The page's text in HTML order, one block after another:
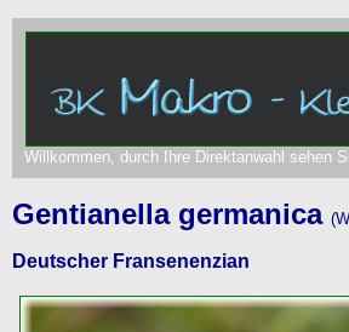
Willkommen, durch Ihre Direktanwahl sehen
Gentianella germanica
Deutscher Fransenenzian